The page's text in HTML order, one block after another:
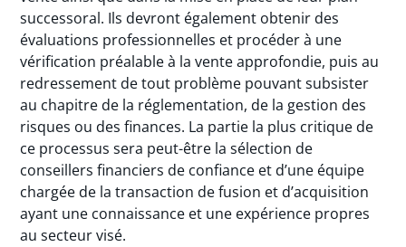
successoral. Ils devront également obtenir des
évaluations professionnelles et procéder à une
vérification préalable à la vente approfondie, puis au
redressement de tout problème pouvant subsister
au chapitre de la réglementation, de la gestion des
risques ou des finances. La partie la plus critique de
ce processus sera peut-être la sélection de
conseillers financiers de confiance et d’une équipe
chargée de la transaction de fusion et d’acquisition
ayant une connaissance et une expérience propres
au secteur visé.